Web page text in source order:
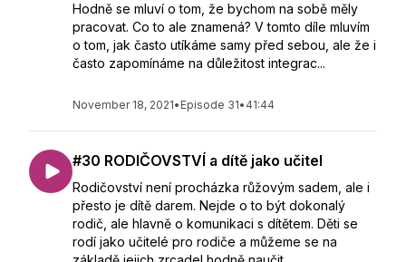
Hodně se mluví o tom, že bychom na sobě měly
pracovat. Co to ale znamená? V tomto díle mluvím
o tom, jak často utíkáme samy před sebou, ale že i
často zapomínáme na důležitost integrac...
November 18, 2021• Episode 31• 41:44
#30 RODIČOVSTVÍ a dítě jako učitel
Rodičovství není procházka růžovým sadem, ale i
přesto je dítě darem. Nejde o to být dokonalý
rodič, ale hlavně o komunikaci s dítětem. Děti se
rodí jako učitelé pro rodiče a můžeme se na